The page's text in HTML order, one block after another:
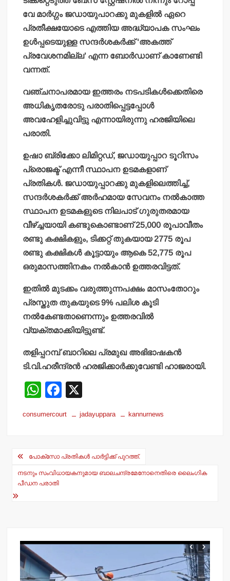
വേ മാര്‍ഗ്ഗം ജഡായുപാറക്കു മുകളില്‍ ഏറെ
പ്രതീക്ഷയോടെ എത്തിയ അദ്ധ്യാപക സംഘം
ഉള്‍പ്പടെയുള്ള സന്ദര്‍ശകര്‍ക്ക് ‘അകത്ത്
പ്രവേശനമില്ല’ എന്ന ബോര്‍ഡാണ് കാണേണ്ടി
വന്നത്.
വഞ്ചനാപരമായ ഇത്തരം നടപടികള്‍ക്കെതിരെ
അധികൃതരോടു പരാതിപ്പെട്ടപ്പോള്‍
അവഹേളിച്ചുവിട്ടു എന്നായിരുന്നു ഹരജിയിലെ
പരാതി.
ഉഷാ ബ്രിക്കോ ലിമിറ്റഡ്, ജഡായുപ്പാറ ടൂറിസം
പ്രൊജക്ട് എന്നീ സ്ഥാപന ഉടമകളാണ്
പ്രതികള്‍. ജഡായുപ്പാറക്കു മുകളിലെത്തിച്ച്,
സന്ദര്‍ശകര്‍ക്ക് അര്‍ഹമായ സേവനം നല്‍കാത്ത
സ്ഥാപന ഉടമകളുടെ നിലപാട് ഗുരുതരമായ
വീഴ്ച്ചയായി കണ്ടുകൊണ്ടാണ് 25,000 രൂപാവീതം
രണ്ടു കക്ഷികളും, ടിക്കറ്റ് തുകയായ 2775 രൂപ
രണ്ടു കക്ഷികള്‍ കൂട്ടായും ആകെ 52,775 രൂപ
ഒരുമാസത്തിനകം നല്‍കാന്‍ ഉത്തരവിട്ടത്.
ഇതില്‍ മുടക്കം വരുത്തുന്നപക്ഷം മാസംതോറും
പ്രസ്തുത തുകയുടെ 9% പലിശ കൂടി
നല്‍കേണ്ടതാണെന്നും ഉത്തരവില്‍
വ്യക്തമാക്കിയിട്ടുണ്ട്.
തളിപ്പറമ്പ് ബാറിലെ പ്രമുഖ അഭിഭാഷകന്‍
ടി.വി.ഹരീന്ദ്രന്‍ ഹരജിക്കാര്‍ക്കുവേണ്ടി ഹാജരായി.
W
at
A
p
p
F
c
b
o
consumercourt jadayuppara kannurnews
Post
navigation
പോക്‌സോ പ്രതികള്‍ പാര്‍ട്ടിക്ക് പുറത്ത്.
നടനും സംവിധായകനുമായ ബാലചന്ദ്രമേനോനെതിരെ ലൈംഗിക
പീഡന പരാതി